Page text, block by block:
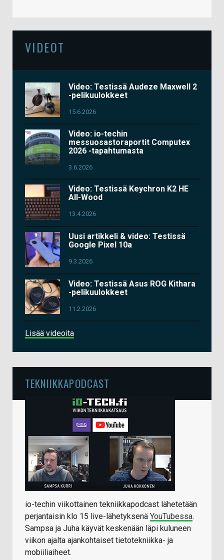
VIDEOT
Video: Testissä Audeze Maxwell 2
-pelikuulokkeet
15.6.2026
Video: io-techin
messuosastoraportit Computex
2026 -tapahtumasta
3.6.2026
Video: Testissä Keychron K2 HE
All-Wood
13.4.2026
Uusi artikkeli & video: Testissä
Google Pixel 10a
9.3.2026
Video: Testissä Asus ROG Kithara
-pelikuulokkeet
11.2.2026
Lisää videoita
TEKNIIKKAPODCAST
io-techin viikottainen tekniikkapodcast lähetetään
perjantaisin klo 15 live-lähetyksenä YouTubessa.
Sampsa ja Juha käyvät keskenään läpi kuluneen
viikon ajalta ajankohtaiset tietotekniikka- ja
mobiiliaiheet.